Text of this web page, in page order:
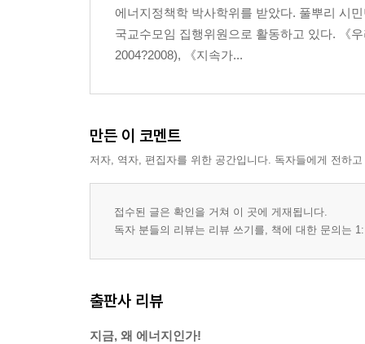
음식물 섭취
냉난방과 조명, 가전제품
자동차와 기차
상품에 포함된 에너지 비용
6장 미래의 에너지
혁신과 발명
옮긴이 후기
찾아보기
에너지정책학 박사학위를 받았다. 풀뿌리 시
국교수모임 집행위원으로 활동하고 있다. 《
2004?2008), 《지속가...
만든 이 코멘트
저자, 역자, 편집자를 위한 공간입니다. 독자들에게 전하
접수된 글은 확인을 거쳐 이 곳에 게재됩니다.
독자 분들의 리뷰는 리뷰 쓰기를, 책에 대한 문의는
출판사 리뷰
지금, 왜 에너지인가!